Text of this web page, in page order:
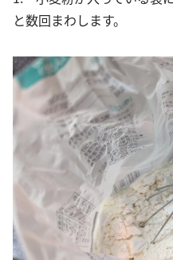
と数回まわします。